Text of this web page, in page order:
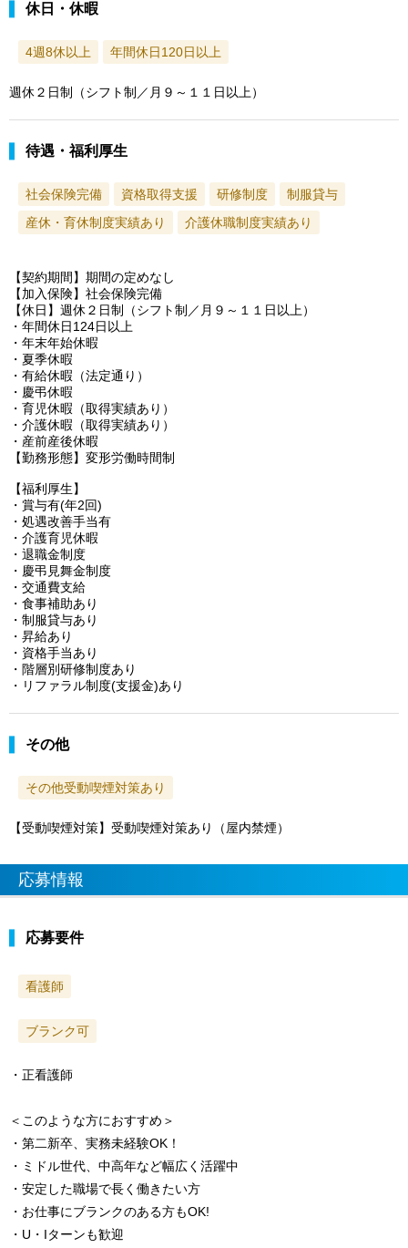
休日・休暇
4週8休以上 年間休日120日以上
週休２日制（シフト制／月９～１１日以上）
待遇・福利厚生
社会保険完備 資格取得支援 研修制度
制服貸与
産休・育休制度実績あり
介護休職制度実績あり
【契約期間】期間の定めなし
【加入保険】社会保険完備
【休日】週休２日制（シフト制／月９～１１日以上）
・年間休日124日以上
・年末年始休暇
・夏季休暇
・有給休暇（法定通り）
・慶弔休暇
・育児休暇（取得実績あり）
・介護休暇（取得実績あり）
・産前産後休暇
【勤務形態】変形労働時間制
【福利厚生】
・賞与有(年2回)
・処遇改善手当有
・介護育児休暇
・退職金制度
・慶弔見舞金制度
・交通費支給
・食事補助あり
・制服貸与あり
・昇給あり
・資格手当あり
・階層別研修制度あり
・リファラル制度(支援金)あり
その他
その他受動喫煙対策あり
【受動喫煙対策】受動喫煙対策あり（屋内禁煙）
応募情報
応募要件
看護師
ブランク可
・正看護師
＜このような方におすすめ＞
・第二新卒、実務未経験OK！
・ミドル世代、中高年など幅広く活躍中
・安定した職場で長く働きたい方
・お仕事にブランクのある方もOK!
・U・Iターンも歓迎